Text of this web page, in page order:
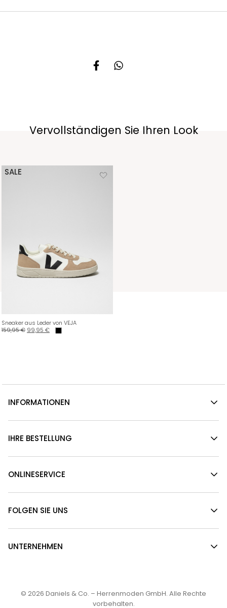
Vervollständigen Sie Ihren Look
SALE
Sneaker aus Leder von VEJA
159,95€ 99,95 €
INFORMATIONEN
IHRE BESTELLUNG
ONLINESERVICE
FOLGEN SIE UNS
UNTERNEHMEN
© 2026 Daniels & Co. – Herrenmoden GmbH. Alle Rechte
vorbehalten.